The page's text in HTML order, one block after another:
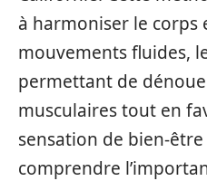
à harmoniser le corps
mouvements fluides,
permettant de
musculaires tout en
sensation de bien-
comprendre